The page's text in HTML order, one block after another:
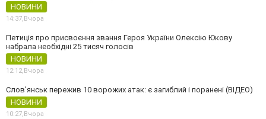
НОВИНИ
14:37, Вчора
Петиція про присвоєння звання Героя України Олексію Юкову
набрала необхідні 25 тисяч голосів
НОВИНИ
12:12, Вчора
Слов'янськ пережив 10 ворожих атак: є загиблий і поранені (ВІДЕО)
НОВИНИ
10:27, Вчора